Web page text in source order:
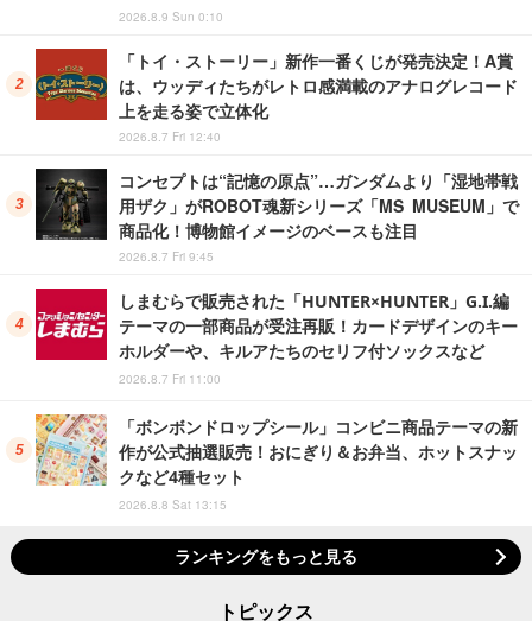
2026.8.9 Sun 0:10
「トイ・ストーリー」新作一番くじが発売決定！A賞
は、ウッディたちがレトロ感満載のアナログレコード
上を走る姿で立体化
2026.8.7 Fri 12:40
コンセプトは“記憶の原点”…ガンダムより「湿地帯戦
用ザク」がROBOT魂新シリーズ「MS MUSEUM」で
商品化！博物館イメージのベースも注目
2026.8.7 Fri 9:45
しまむらで販売された「HUNTER×HUNTER」G.I.編
テーマの一部商品が受注再販！カードデザインのキー
ホルダーや、キルアたちのセリフ付ソックスなど
2026.8.7 Fri 11:00
「ボンボンドロップシール」コンビニ商品テーマの新
作が公式抽選販売！おにぎり＆お弁当、ホットスナッ
クなど4種セット
2026.8.8 Sat 13:15
ランキングをもっと見る
トピックス